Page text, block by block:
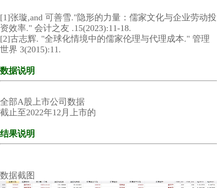
[1]张璇,and 可善雪."隐形的力量：儒家文化与企业劳动投
资效率." 会计之友 .15(2023):11-18.
[2]古志辉. "全球化情境中的儒家伦理与代理成本." 管理
世界 3(2015):11.
数据说明
全部A股上市公司数据
截止至2022年12月上市的
结果说明
数据截图